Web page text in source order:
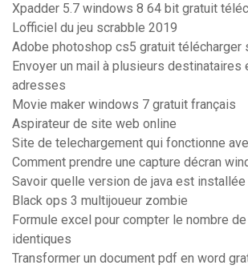
Xpadder 5.7 windows 8 64 bit gratuit
Lofficiel du jeu scrabble 2019
Adobe photoshop cs5 gratuit télécharger
Envoyer un mail à plusieurs destinataires
adresses
Movie maker windows 7 gratuit français
Aspirateur de site web online
Site de telechargement qui fonctionne
Comment prendre une capture décran
Savoir quelle version de java est installée
Black ops 3 multijoueur zombie
Formule excel pour compter le nombre
identiques
Transformer un document pdf en word